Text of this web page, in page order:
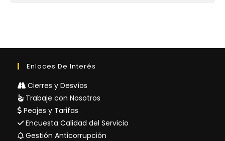
Enlaces De Interés
Cierres y Desvíos
Trabaje con Nosotros
Peajes y Tarifas
Encuesta Calidad del Servicio
Gestión Anticorrupción